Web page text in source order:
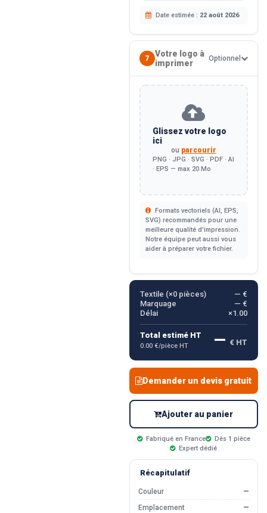
Date estimée : 22 août 2026
7
Votre logo à
imprimer
Optionnel
Glissez votre logo
ici
ou parcourir
PNG · JPG · SVG · PDF · AI
· EPS — max 20 Mo
Formats vectoriels (AI, EPS,
SVG) recommandés pour une
meilleure qualité d'impression.
Notre équipe peut aussi vous
aider à préparer votre fichier.
Textile (×0pièces)
— €
Marquage
— €
Délai
×1.00
Total estimé HT
0.00 €/pièce HT — € HT
Demander un devis gratuit
Ajouter au panier
Fabriqué en France
Dès 1 pièce
Expert dédié
Récapitulatif
Couleur
—
Emplacement
—